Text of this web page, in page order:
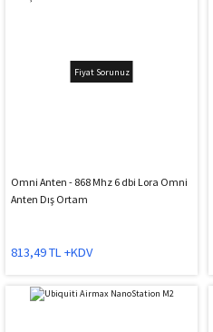
Fiyat Sorunuz
Omni Anten - 868 Mhz 6 dbi Lora Omni
Anten Dış Ortam
813,49 TL +KDV